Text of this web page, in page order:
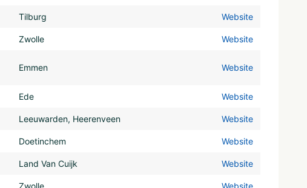
Tilburg Website
Zwolle Website
Emmen Website
Ede Website
Leeuwarden, Heerenveen Website
Doetinchem Website
Land Van Cuijk Website
Zwolle Website